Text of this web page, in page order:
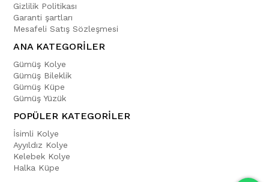
Gizlilik Politikası
Garanti şartları
Mesafeli Satış Sözleşmesi
ANA KATEGORİLER
Gümüş Kolye
Gümüş Bileklik
Gümüş Küpe
Gümüş Yüzük
POPÜLER KATEGORİLER
İsimli Kolye
Ayyıldız Kolye
Kelebek Kolye
Halka Küpe